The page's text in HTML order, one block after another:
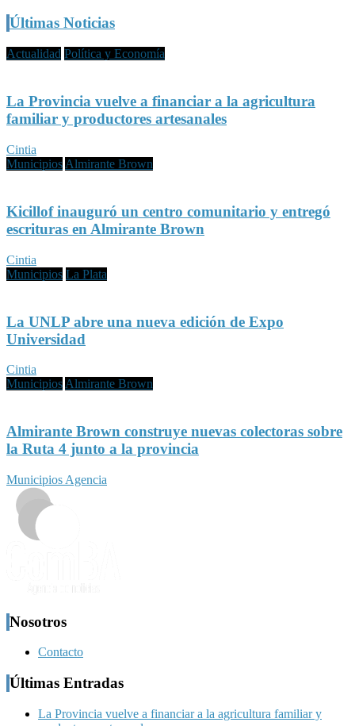
Últimas Noticias
Actualidad Política y Economía
La Provincia vuelve a financiar a la agricultura
familiar y productores artesanales
Cintia
Municipios Almirante Brown
Kicillof inauguró un centro comunitario y entregó
escrituras en Almirante Brown
Cintia
Municipios La Plata
La UNLP abre una nueva edición de Expo
Universidad
Cintia
Municipios Almirante Brown
Almirante Brown construye nuevas colectoras sobre
la Ruta 4 junto a la provincia
Municipios Agencia
Nosotros
Contacto
Últimas Entradas
La Provincia vuelve a financiar a la agricultura familiar y